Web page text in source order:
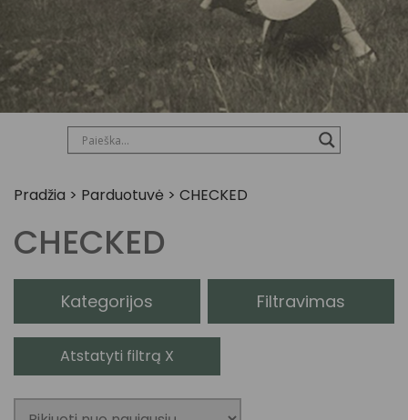
Pradžia > Parduotuvė > CHECKED
CHECKED
Kategorijos Filtravimas
Atstatyti filtrą X